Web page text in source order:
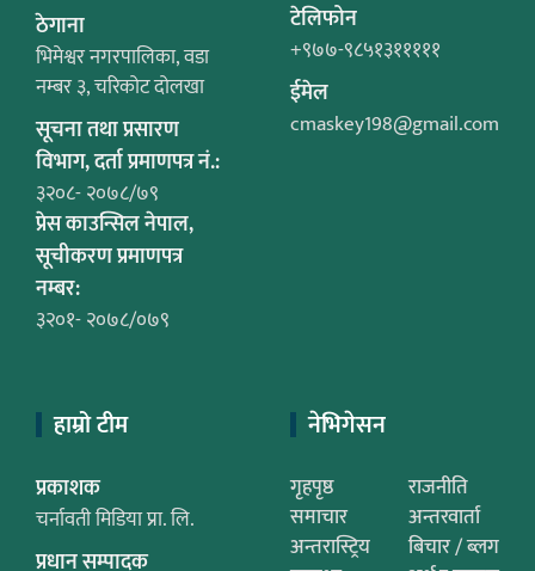
ठेगाना
भिमेश्वर नगरपालिका, वडा
नम्बर ३, चरिकोट दोलखा
सूचना तथा प्रसारण
विभाग, दर्ता प्रमाणपत्र नं.:
३२०८- २०७८/७९
प्रेस काउन्सिल नेपाल,
सूचीकरण प्रमाणपत्र
नम्बर:
३२०१- २०७८/०७९
टेलिफोन
+९७७-९८५१३१११११
ईमेल
cmaskey198@gmail.com
हाम्रो टीम
प्रकाशक
चर्नावती मिडिया प्रा. लि.
प्रधान सम्पादक
नेभिगेसन
गृहपृष्ठ
राजनीति
समाचार
अन्तरवार्ता
अन्तरास्ट्रिय
बिचार / ब्लग